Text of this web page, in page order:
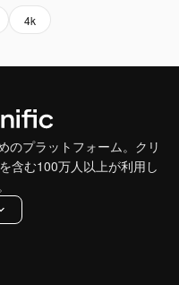
4k
のプラットフォーム。クリ
含む100万人以上が利用し